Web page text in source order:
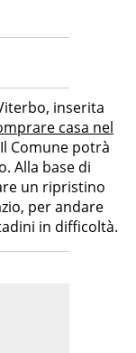
inserita
casa nel
Comune potrà
Alla base di
un ripristino
per andare
in difficoltà.